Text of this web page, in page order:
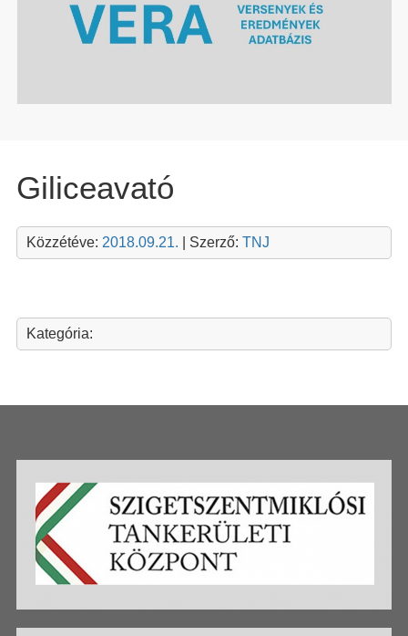
Giliceavató
Közzétéve: 2018.09.21. | Szerző: TNJ
Kategória: